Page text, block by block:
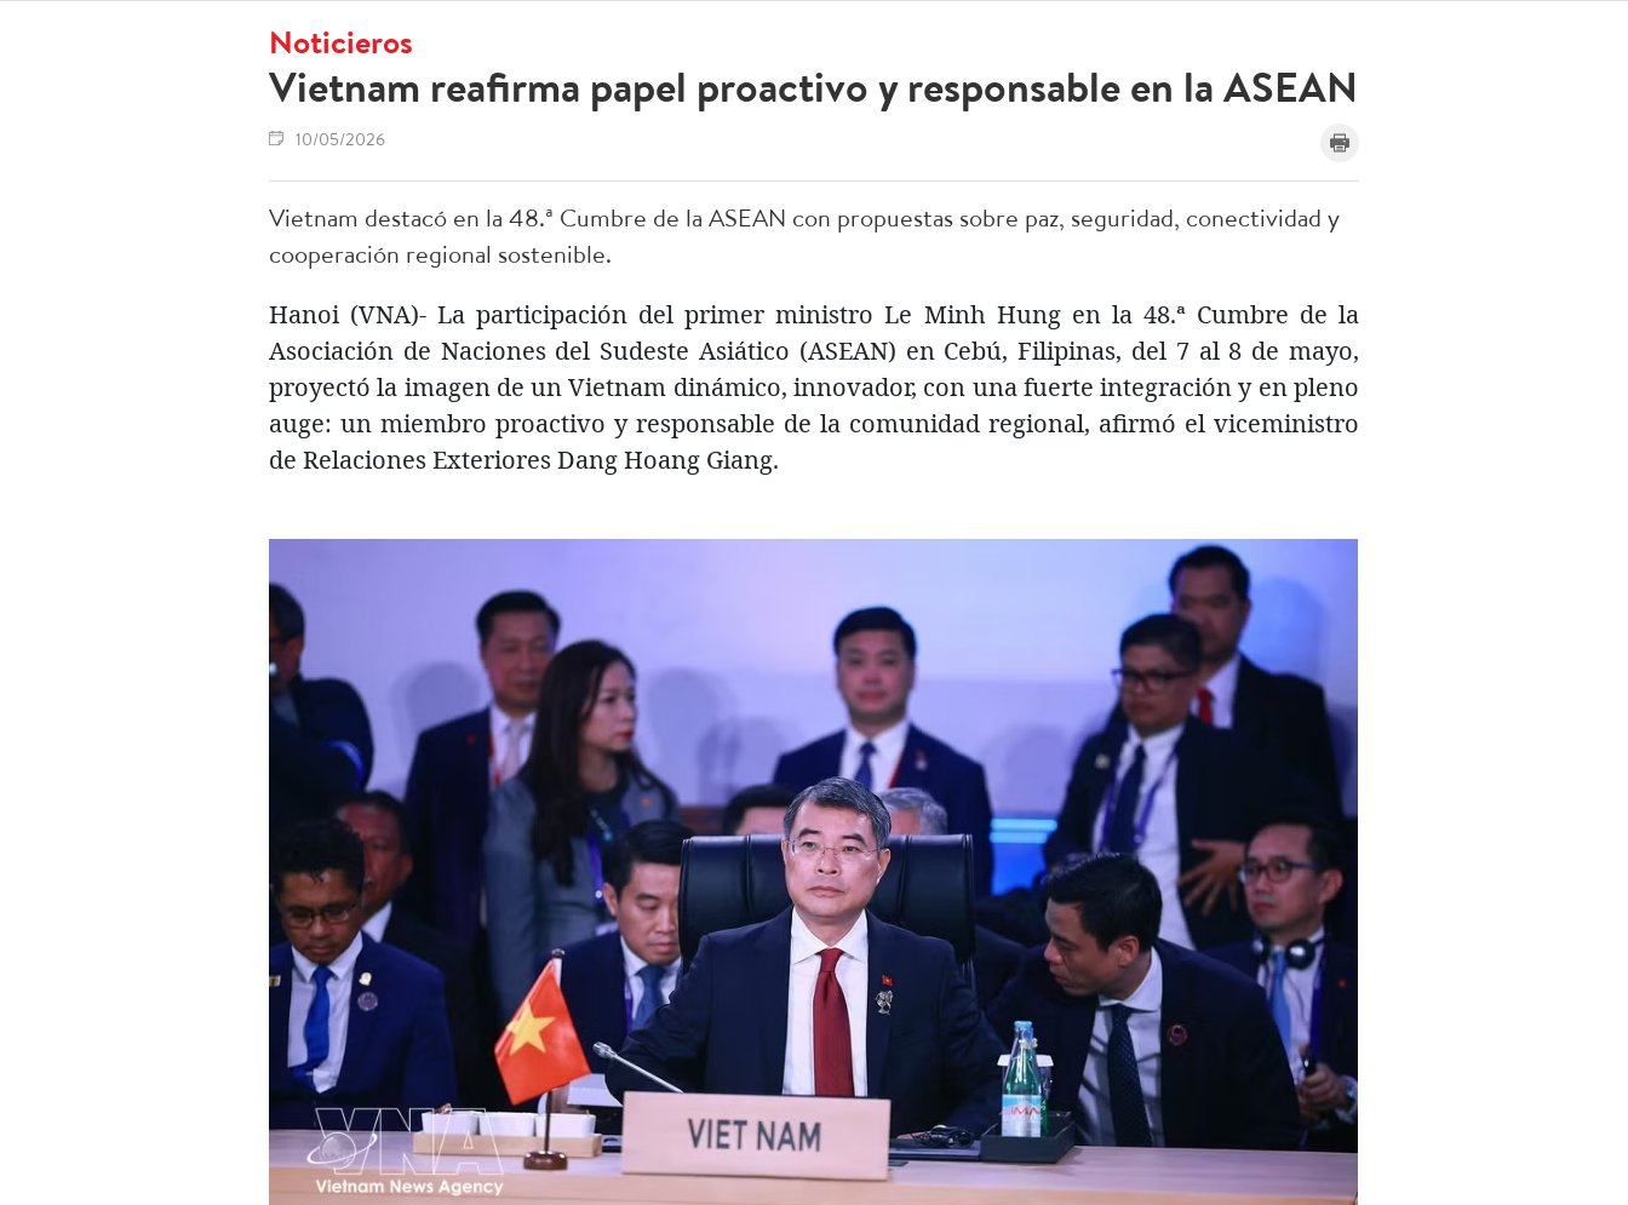
Noticieros
Vietnam reafirma papel proactivo y responsable en la ASEAN
10/05/2026
Vietnam destacó en la 48.ª Cumbre de la ASEAN con propuestas sobre paz, seguridad, conectividad y
cooperación regional sostenible.
Hanoi (VNA)- La participación del primer ministro Le Minh Hung en la 48.ª Cumbre de la
Asociación de Naciones del Sudeste Asiático (ASEAN) en Cebú, Filipinas, del 7 al 8 de mayo,
proyectó la imagen de un Vietnam dinámico, innovador, con una fuerte integración y en pleno
auge: un miembro proactivo y responsable de la comunidad regional, afirmó el viceministro
de Relaciones Exteriores Dang Hoang Giang.